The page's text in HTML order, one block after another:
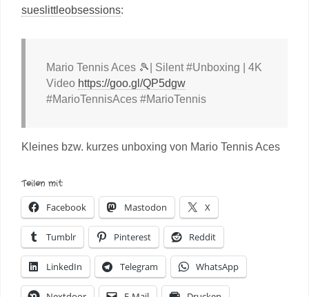
sueslittleobsessions:
Mario Tennis Aces 🎾| Silent #Unboxing | 4K
Video https://goo.gl/QP5dgw
#MarioTennisAces #MarioTennis
Kleines bzw. kurzes unboxing von Mario Tennis Aces
Teilen mit:
Facebook Mastodon X
Tumblr Pinterest Reddit
LinkedIn Telegram WhatsApp